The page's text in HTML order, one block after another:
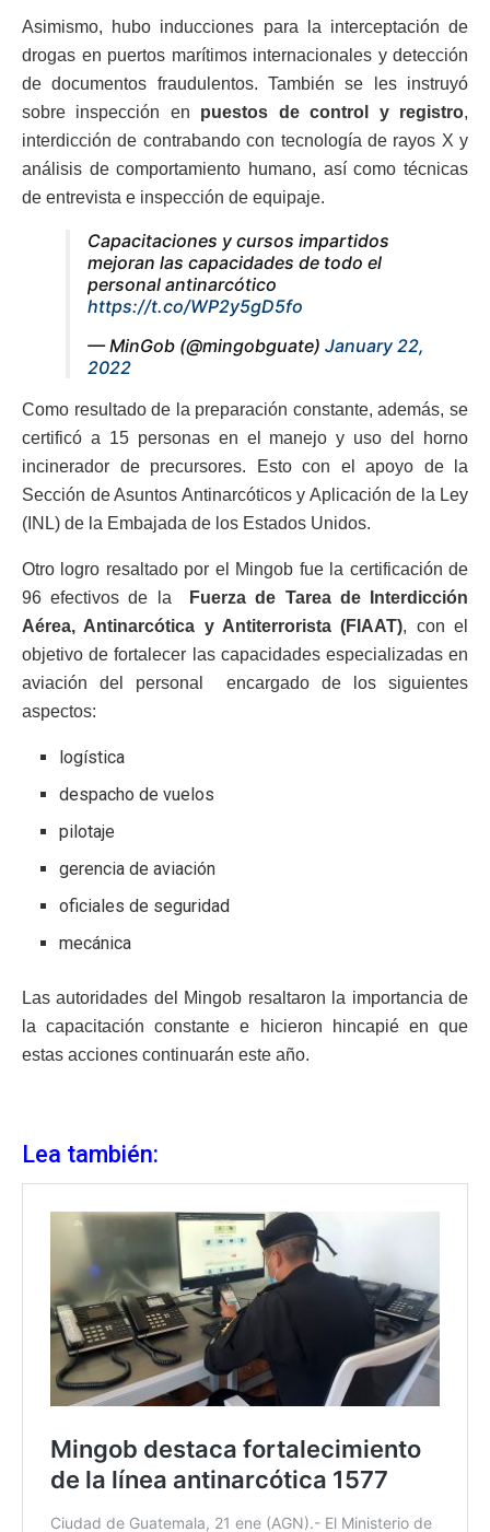
Asimismo, hubo inducciones para la interceptación de
drogas en puertos marítimos internacionales y detección
de documentos fraudulentos. También se les instruyó
sobre inspección en puestos de control y registro,
interdicción de contrabando con tecnología de rayos X y
análisis de comportamiento humano, así como técnicas
de entrevista e inspección de equipaje.
Capacitaciones y cursos impartidos
mejoran las capacidades de todo el
personal antinarcótico
https://t.co/WP2y5gD5fo
— MinGob (@mingobguate) January 22,
2022
Como resultado de la preparación constante, además, se
certificó a 15 personas en el manejo y uso del horno
incinerador de precursores. Esto con el apoyo de la
Sección de Asuntos Antinarcóticos y Aplicación de la Ley
(INL) de la Embajada de los Estados Unidos.
Otro logro resaltado por el Mingob fue la certificación de
96 efectivos de la
Fuerza de Tarea de Interdicción
Aérea, Antinarcótica y Antiterrorista (FIAAT), con el
objetivo de fortalecer las capacidades especializadas en
aviación del personal encargado de los siguientes
aspectos:
logística
despacho de vuelos
pilotaje
gerencia de aviación
oficiales de seguridad
mecánica
Las autoridades del Mingob resaltaron la importancia de
la capacitación constante e hicieron hincapié en que
estas acciones continuarán este año.
Lea también: